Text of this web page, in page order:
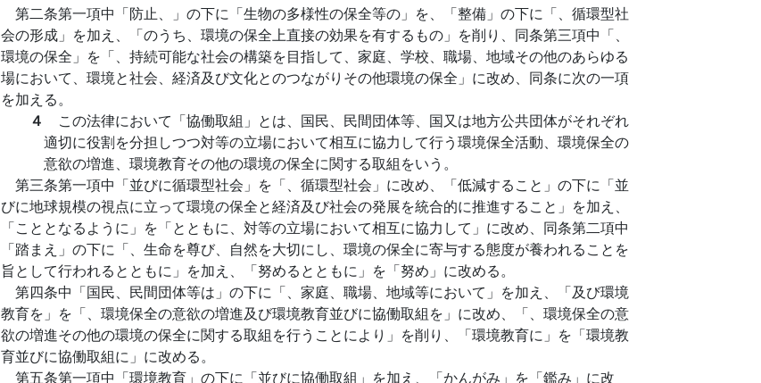
第二条第一項中「防止、」の下に「生物の多様性の保全等の」を、「整備」の下に「、循環型社
会の形成」を加え、「のうち、環境の保全上直接の効果を有するもの」を削り、同条第三項中「、
環境の保全」を「、持続可能な社会の構築を目指して、家庭、学校、職場、地域その他のあらゆる
場において、環境と社会、経済及び文化とのつながりその他環境の保全」に改め、同条に次の一項
を加える。
４ この法律において「協働取組」とは、国民、民間団体等、国又は地方公共団体がそれぞれ
適切に役割を分担しつつ対等の立場において相互に協力して行う環境保全活動、環境保全の
意欲の増進、環境教育その他の環境の保全に関する取組をいう。
第三条第一項中「並びに循環型社会」を「、循環型社会」に改め、「低減すること」の下に「並
びに地球規模の視点に立って環境の保全と経済及び社会の発展を統合的に推進すること」を加え、
「こととなるように」を「とともに、対等の立場において相互に協力して」に改め、同条第二項中
「踏まえ」の下に「、生命を尊び、自然を大切にし、環境の保全に寄与する態度が養われることを
旨として行われるとともに」を加え、「努めるとともに」を「努め」に改める。
第四条中「国民、民間団体等は」の下に「、家庭、職場、地域等において」を加え、「及び環境
教育を」を「、環境保全の意欲の増進及び環境教育並びに協働取組を」に改め、「、環境保全の意
欲の増進その他の環境の保全に関する取組を行うことにより」を削り、「環境教育に」を「環境教
育並びに協働取組に」に改める。
第五条第一項中「環境教育」の下に「並びに協働取組」を加え、「かんがみ」を「鑑み」に改